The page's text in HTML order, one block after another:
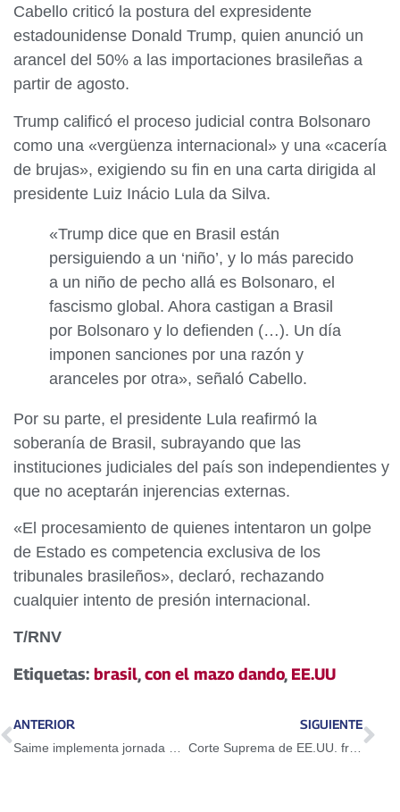
Cabello criticó la postura del expresidente
estadounidense Donald Trump, quien anunció un
arancel del 50% a las importaciones brasileñas a
partir de agosto.
Trump calificó el proceso judicial contra Bolsonaro
como una «vergüenza internacional» y una «cacería
de brujas», exigiendo su fin en una carta dirigida al
presidente Luiz Inácio Lula da Silva.
«Trump dice que en Brasil están
persiguiendo a un ‘niño’, y lo más parecido
a un niño de pecho allá es Bolsonaro, el
fascismo global. Ahora castigan a Brasil
por Bolsonaro y lo defienden (…). Un día
imponen sanciones por una razón y
aranceles por otra», señaló Cabello.
Por su parte, el presidente Lula reafirmó la
soberanía de Brasil, subrayando que las
instituciones judiciales del país son independientes y
que no aceptarán injerencias externas.
«El procesamiento de quienes intentaron un golpe
de Estado es competencia exclusiva de los
tribunales brasileños», declaró, rechazando
cualquier intento de presión internacional.
T/RNV
Etiquetas: brasil,con el mazo dando, EE.UU
ANTERIOR SIGUIENTE
Corte Suprema de EE.UU. frena polémica ley migratoria de Florida contra indocumentados